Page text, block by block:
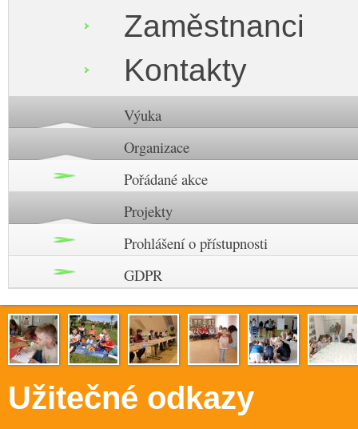
Zaměstnanci
Kontakty
Výuka
Organizace
Pořádané akce
Projekty
Prohlášení o přístupnosti
GDPR
Užitečné odkazy